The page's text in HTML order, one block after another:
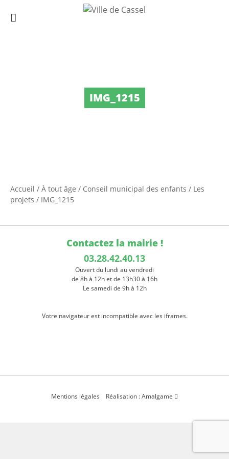
IMG_1215
Accueil / À tout âge / Conseil municipal des enfants / Les
projets / IMG_1215
Contactez la mairie !
03.28.42.40.13
Ouvert du lundi au vendredi
de 8h à 12h et de 13h30 à 16h
Le samedi de 9h à 12h
Votre navigateur est incompatible avec les iframes.
Mentions légales Réalisation : Amalgame